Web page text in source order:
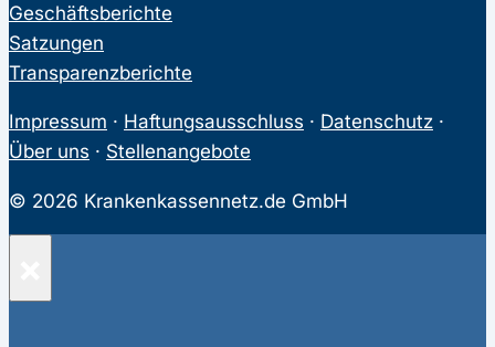
Geschäftsberichte
Satzungen
Transparenzberichte
Impressum · Haftungsausschluss · Datenschutz ·
Über uns · Stellenangebote
© 2026 Krankenkassennetz.de GmbH